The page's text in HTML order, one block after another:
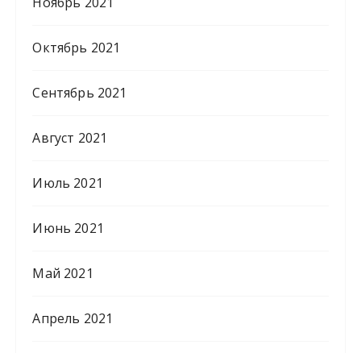
Октябрь 2021
Сентябрь 2021
Август 2021
Июль 2021
Июнь 2021
Май 2021
Апрель 2021